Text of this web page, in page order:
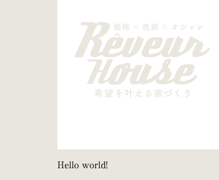
Hello world!